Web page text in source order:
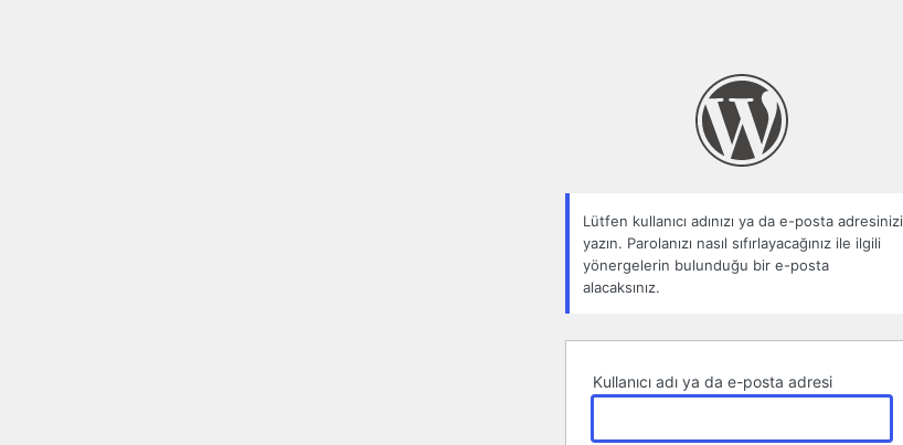
Lütfen kullanıcı adınızı ya da e-posta adresinizi
yazın. Parolanızı nasıl sıfırlayacağınız ile ilgili
yönergelerin bulunduğu bir e-posta
alacaksınız.
Kullanıcı adı ya da e-posta adresi